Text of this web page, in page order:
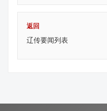
返回
辽传要闻列表